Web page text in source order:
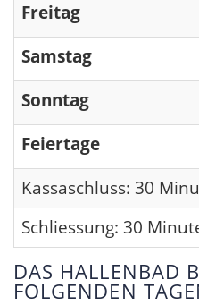
Freitag
Samstag
Sonntag
Feiertage
Kassaschluss: 30
Schliessung: 30
DAS HALLENBAD
FOLGENDEN